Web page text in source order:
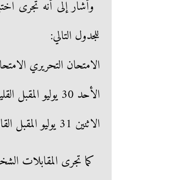
وأشار إلى أنه تجرى
للجدول التالي:
الامتحان التحريري
الأحد 30 يوليو المقبل القليوبية ومدن القناة وتنطلق في التاسعة 9 صباحا
الاثنين 31 يوليو المقبل القاهرة وطلاب الشهادة الإعدادية الأزهرية من 9 صباحا
كما تجرى المقابلات